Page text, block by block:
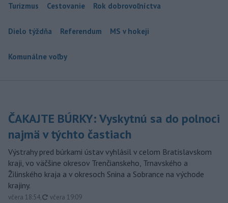
Turizmus Cestovanie Rok dobrovoľníctva
Dielo týždňa Referendum MS v hokeji
Komunálne voľby
ČAKAJTE BÚRKY: Vyskytnú sa do polnoci
najmä v týchto častiach
Výstrahy pred búrkami ústav vyhlásil v celom Bratislavskom
kraji, vo väčšine okresov Trenčianskeho, Trnavského a
Žilinského kraja a v okresoch Snina a Sobrance na východe
krajiny.
včera 18:54, aktualizované
včera 19:09